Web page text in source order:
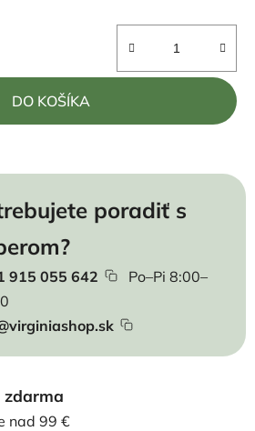
DO KOŠÍKA
poradiť s
915 055 642
Po–Pi 8:00–
zdarma
nad 99 €